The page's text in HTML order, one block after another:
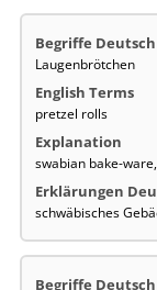
Laugenbrötchen
pretzel rolls
swabian bake-
schwäbisches